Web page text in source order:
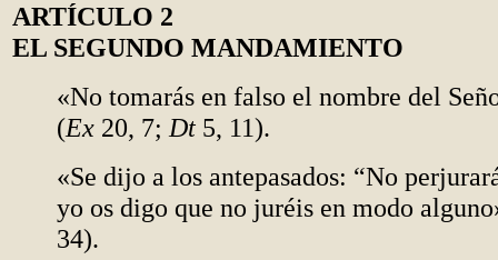
ARTÍCULO 2
EL SEGUNDO MANDAMIENTO
«No tomarás en falso el nombre del
(Ex 20, 7; Dt 5, 11).
«Se dijo a los antepasados: “No
yo os digo que no juréis en modo
34).